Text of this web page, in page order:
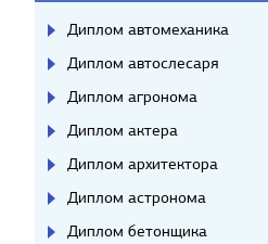
Диплом автомеханика
Диплом автослесаря
Диплом агронома
Диплом актера
Диплом архитектора
Диплом астронома
Диплом бетонщика